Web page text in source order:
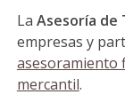
La Asesoría de
empresas y
asesoramiento
mercantil.